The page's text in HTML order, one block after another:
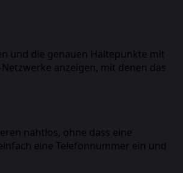
und die genauen Haltepunkte mit
anzeigen, mit denen das
nahtlos, ohne dass eine
eine Telefonnummer ein und